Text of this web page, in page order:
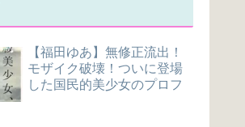
【福田ゆあ】無修正流出！
モザイク破壊！ついに登場
した国民的美少女のプロフ